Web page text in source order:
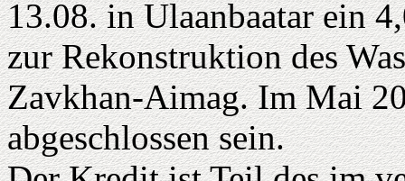
13.08. in Ulaanbaatar ein
zur Rekonstruktion des
Zavkhan-Aimag. Im Mai
abgeschlossen sein.